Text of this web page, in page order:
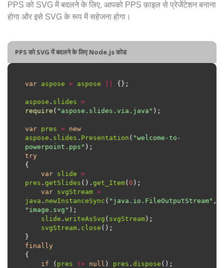
PPS को SVG में बदलने के लिए, आपको PPS फ़ाइल से प्रेजेंटेशन बनाना
होगा और इसे SVG के रूप में सहेजना होगा।
PPS को SVG में बदलने के लिए Node.js कोड
var aspose = aspose
aspose . slides =
require ( "aspose.slides.via.java"
var pres = new
aspose . slides . Presentation ( "welcome-to-
powerpoint.pps"
try
var slide =
pres . getSlides (). get_Item( 0
var svgStream =
java . newInstanceSync ( "java.io.FileOutputStream"
"image.svg"
slide . writeAsSvg ( svgStream
svgStream . close
finally
if ( pres != null ) pres . dispose